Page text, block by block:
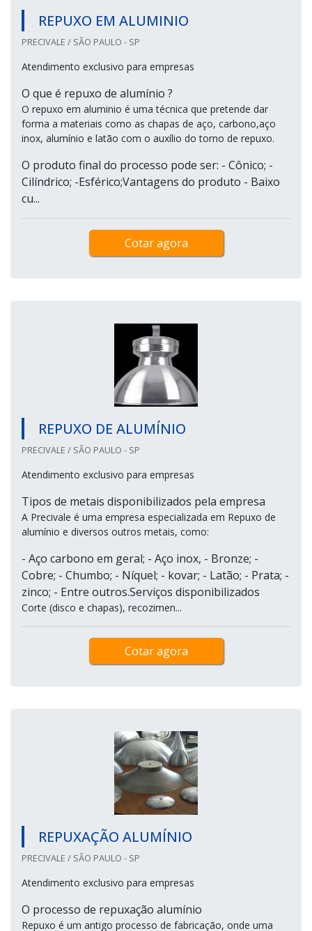
REPUXO EM ALUMINIO
PRECIVALE / SÃO PAULO - SP
Atendimento exclusivo para empresas
O que é repuxo de alumínio ?
O repuxo em aluminio é uma técnica que pretende dar
forma a materiais como as chapas de aço, carbono,aço
inox, alumínio e latão com o auxílio do torno de repuxo.
O produto final do processo pode ser: - Cônico; -
Cilíndrico; -Esférico;Vantagens do produto - Baixo
cu...
Cotar agora
REPUXO DE ALUMÍNIO
PRECIVALE / SÃO PAULO - SP
Atendimento exclusivo para empresas
Tipos de metais disponibilizados pela empresa
A Precivale é uma empresa especializada em Repuxo de
alumínio e diversos outros metais, como:
- Aço carbono em geral; - Aço inox, - Bronze; -
Cobre; - Chumbo; - Níquel; - kovar; - Latão; - Prata; -
zinco; - Entre outros.Serviços disponibilizados
Corte (disco e chapas), recozimen...
Cotar agora
REPUXAÇÃO ALUMÍNIO
PRECIVALE / SÃO PAULO - SP
Atendimento exclusivo para empresas
O processo de repuxação alumínio
Repuxo é um antigo processo de fabricação, onde uma